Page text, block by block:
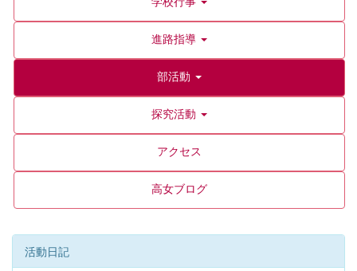
進路指導
部活動
探究活動
アクセス
高女ブログ
活動日記